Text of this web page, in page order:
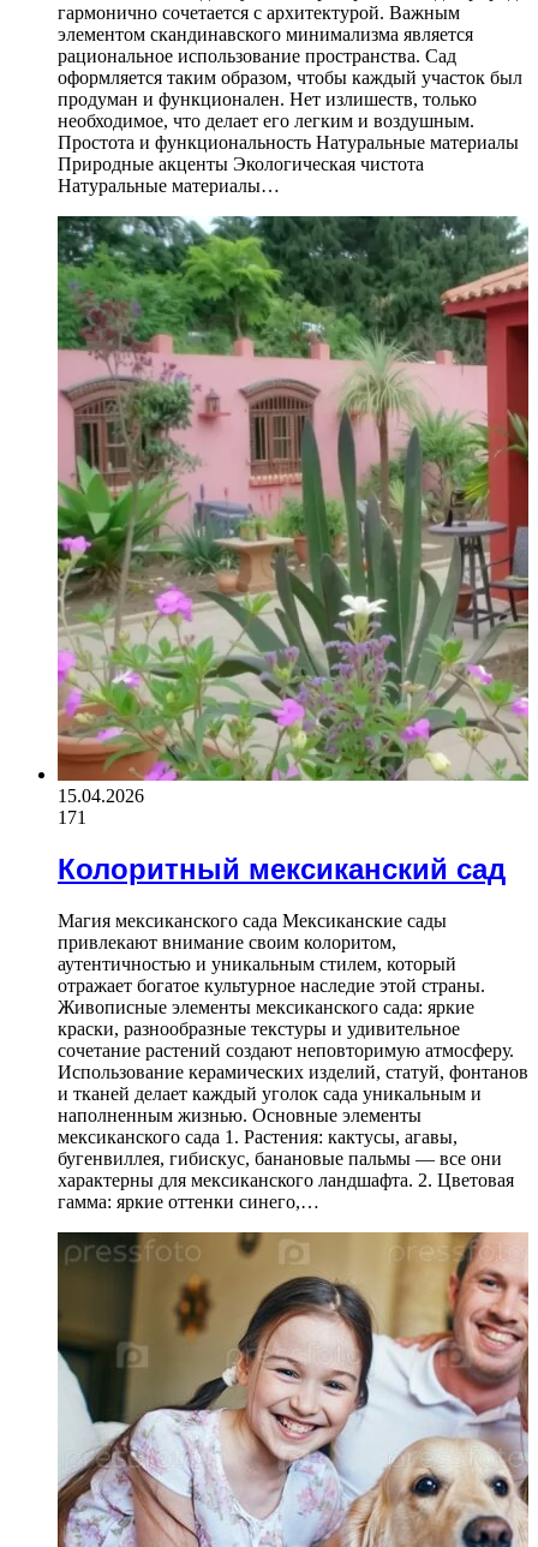
гармонично сочетается с архитектурой. Важным
элементом скандинавского минимализма является
рациональное использование пространства. Сад
оформляется таким образом, чтобы каждый участок был
продуман и функционален. Нет излишеств, только
необходимое, что делает его легким и воздушным.
Простота и функциональность Натуральные материалы
Природные акценты Экологическая чистота
Натуральные материалы…
15.04.2026
171
Колоритный мексиканский сад
Магия мексиканского сада Мексиканские сады
привлекают внимание своим колоритом,
аутентичностью и уникальным стилем, который
отражает богатое культурное наследие этой страны.
Живописные элементы мексиканского сада: яркие
краски, разнообразные текстуры и удивительное
сочетание растений создают неповторимую атмосферу.
Использование керамических изделий, статуй, фонтанов
и тканей делает каждый уголок сада уникальным и
наполненным жизнью. Основные элементы
мексиканского сада 1. Растения: кактусы, агавы,
бугенвиллея, гибискус, банановые пальмы — все они
характерны для мексиканского ландшафта. 2. Цветовая
гамма: яркие оттенки синего,…